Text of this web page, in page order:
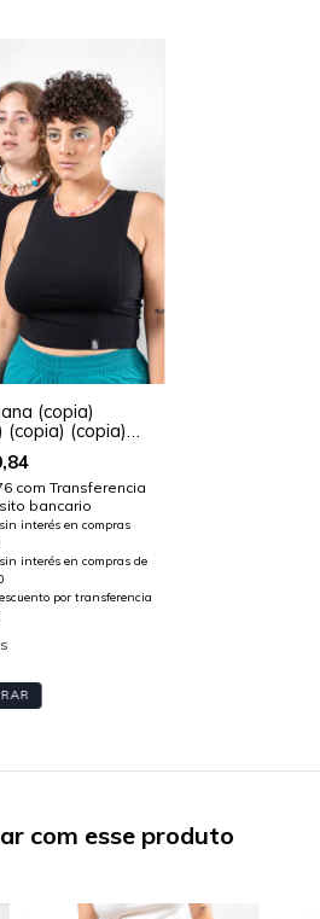
(copia)
(copia) (copia)
(copia) (copia)
(copia) (copia)
(copia) - (copia)
com Transferencia
bancario
com esse produto